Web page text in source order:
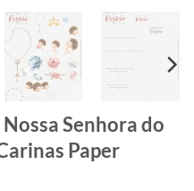
Senhora do
Paper